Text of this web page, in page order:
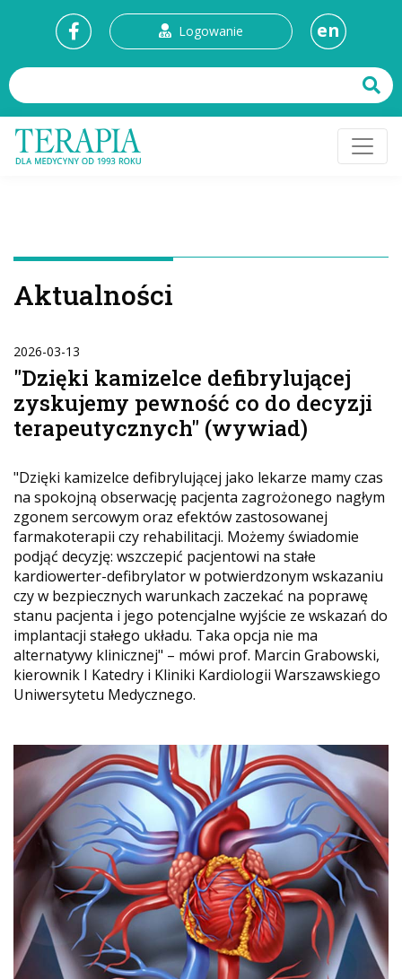
Logowanie en
Aktualności
2026-03-13
"Dzięki kamizelce defibrylującej
zyskujemy pewność co do decyzji
terapeutycznych" (wywiad)
"Dzięki kamizelce defibrylującej jako lekarze mamy czas
na spokojną obserwację pacjenta zagrożonego nagłym
zgonem sercowym oraz efektów zastosowanej
farmakoterapii czy rehabilitacji. Możemy świadomie
podjąć decyzję: wszczepić pacjentowi na stałe
kardiowerter-defibrylator w potwierdzonym wskazaniu
czy w bezpiecznych warunkach zaczekać na poprawę
stanu pacjenta i jego potencjalne wyjście ze wskazań do
implantacji stałego układu. Taka opcja nie ma
alternatywy klinicznej" – mówi prof. Marcin Grabowski,
kierownik I Katedry i Kliniki Kardiologii Warszawskiego
Uniwersytetu Medycznego.